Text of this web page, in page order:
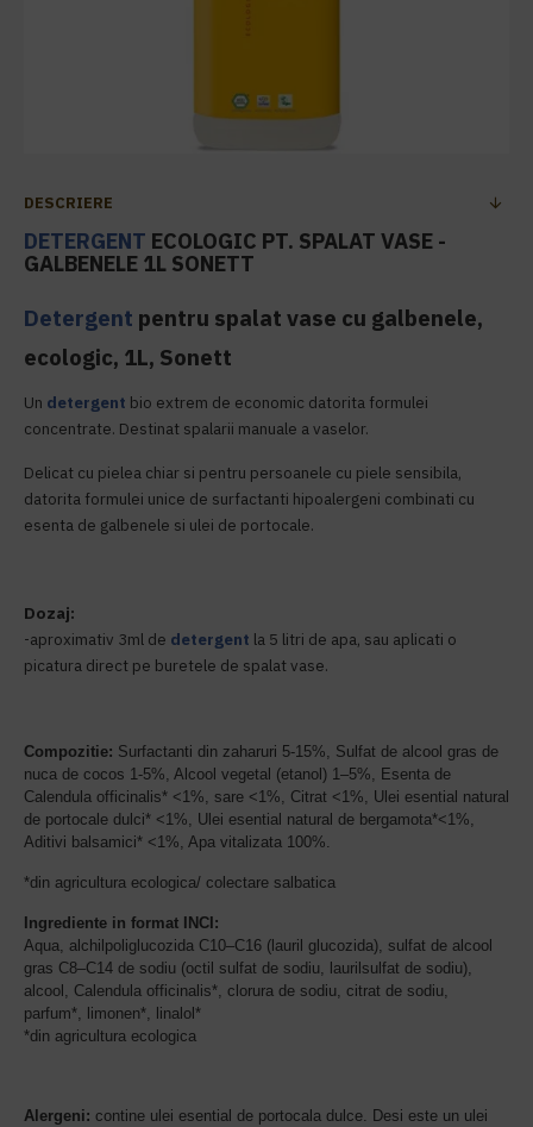
DESCRIERE
DETERGENT ECOLOGIC PT. SPALAT VASE -
GALBENELE 1L SONETT
Detergent pentru spalat vase cu galbenele,
ecologic, 1L, Sonett
Un detergent bio extrem de economic datorita formulei
concentrate. Destinat spalarii manuale a vaselor.
Delicat cu pielea chiar si pentru persoanele cu piele sensibila,
datorita formulei unice de surfactanti hipoalergeni combinati cu
esenta de galbenele si ulei de portocale.
Dozaj:
-aproximativ 3ml de detergent la 5 litri de apa, sau aplicati o
picatura direct pe buretele de spalat vase.
Compozitie: Surfactanti din zaharuri 5-15%, Sulfat de alcool gras de
nuca de cocos 1-5%, Alcool vegetal (etanol) 1–5%, Esenta de
Calendula officinalis* <1%, sare <1%, Citrat <1%, Ulei esential natural
de portocale dulci* <1%, Ulei esential natural de bergamota*<1%,
Aditivi balsamici* <1%, Apa vitalizata 100%.
*din agricultura ecologica/ colectare salbatica
Ingrediente in format INCI:
Aqua, alchilpoliglucozida C10–C16 (lauril glucozida), sulfat de alcool
gras C8–C14 de sodiu (octil sulfat de sodiu, laurilsulfat de sodiu),
alcool, Calendula officinalis*, clorura de sodiu, citrat de sodiu,
parfum*, limonen*, linalol*
*din agricultura ecologica
Alergeni: contine ulei esential de portocala dulce. Desi este un ulei